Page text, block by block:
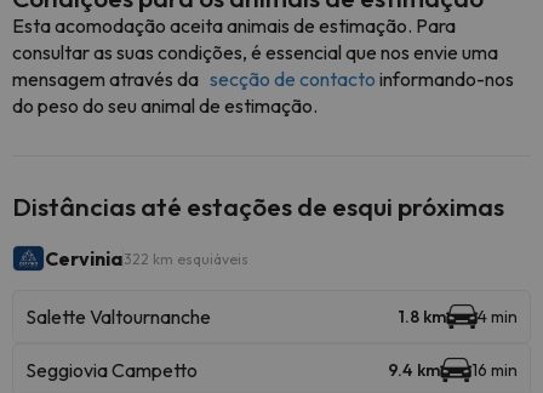
Esta acomodação aceita animais de estimação. Para
consultar as suas condições, é essencial que nos envie uma
mensagem através da secção de contacto informando-nos
do peso do seu animal de estimação.
Distâncias até estações de esqui próximas
Cervinia322 km esquiáveis
Salette Valtournanche 1.8 km 4 min
Seggiovia Campetto 9.4 km 16 min